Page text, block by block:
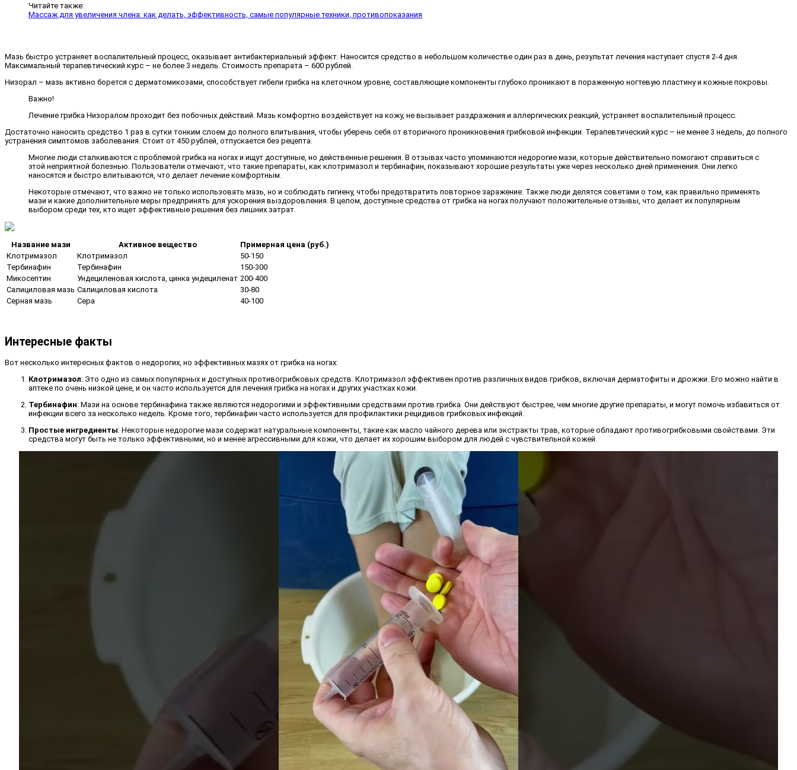
Читайте также:
Массаж для увеличения члена: как делать, эффективность, самые популярные техники, противопоказания
Мазь быстро устраняет воспалительный процесс, оказывает антибактериальный эффект. Наносится средство в небольшом количестве один раз в день, результат лечения наступает спустя 2-4 дня.
Максимальный терапевтический курс – не более 3 недель. Стоимость препарата – 600 рублей.
Низорал – мазь активно борется с дерматомикозами, способствует гибели грибка на клеточном уровне, составляющие компоненты глубоко проникают в пораженную ногтевую пластину и кожные покровы.
Важно!
Лечение грибка Низоралом проходит без побочных действий. Мазь комфортно воздействует на кожу, не вызывает раздражения и аллергических реакций, устраняет воспалительный процесс.
Достаточно наносить средство 1 раз в сутки тонким слоем до полного впитывания, чтобы уберечь себя от вторичного проникновения грибковой инфекции. Терапевтический курс – не менее 3 недель, до полного
устранения симптомов заболевания. Стоит от 450 рублей, отпускается без рецепта.
Многие люди сталкиваются с проблемой грибка на ногах и ищут доступные, но действенные решения. В отзывах часто упоминаются недорогие мази, которые действительно помогают справиться с
этой неприятной болезнью. Пользователи отмечают, что такие препараты, как клотримазол и тербинафин, показывают хорошие результаты уже через несколько дней применения. Они легко
наносятся и быстро впитываются, что делает лечение комфортным.
Некоторые отмечают, что важно не только использовать мазь, но и соблюдать гигиену, чтобы предотвратить повторное заражение. Также люди делятся советами о том, как правильно применять
мази и какие дополнительные меры предпринять для ускорения выздоровления. В целом, доступные средства от грибка на ногах получают положительные отзывы, что делает их популярным
выбором среди тех, кто ищет эффективные решения без лишних затрат.
Название мази Активное вещество
Примерная цена (руб.)
Клотримазол
Клотримазол
50-150
Тербинафин
Тербинафин
150-300
Микосептин
Ундециленовая кислота, цинка ундециленат 200-400
Салициловая мазь Салициловая кислота
30-80
Серная мазь
Сера 40-100
Интересные факты
Вот несколько интересных фактов о недорогих, но эффективных мазях от грибка на ногах:
Клотримазол: Это одно из самых популярных и доступных противогрибковых средств. Клотримазол эффективен против различных видов грибков, включая дерматофиты и дрожжи. Его можно найти в
аптеке по очень низкой цене, и он часто используется для лечения грибка на ногах и других участках кожи.
Тербинафин: Мази на основе тербинафина также являются недорогими и эффективными средствами против грибка. Они действуют быстрее, чем многие другие препараты, и могут помочь избавиться от
инфекции всего за несколько недель. Кроме того, тербинафин часто используется для профилактики рецидивов грибковых инфекций.
Простые ингредиенты: Некоторые недорогие мази содержат натуральные компоненты, такие как масло чайного дерева или экстракты трав, которые обладают противогрибковыми свойствами. Эти
средства могут быть не только эффективными, но и менее агрессивными для кожи, что делает их хорошим выбором для людей с чувствительной кожей.